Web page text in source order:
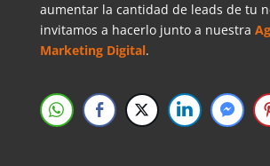
aumentar la cantidad de leads de tu
invitamos a hacerlo junto a nuestra
Marketing Digital.